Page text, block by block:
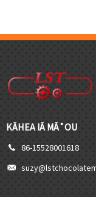
KĀHEA IĀ MĀ˚OU
86-15528001618